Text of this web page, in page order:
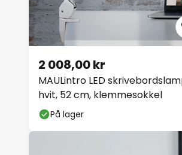
MAULintro LED
hvit, 52 cm, klemmesokkel
2 008,00 kr
På lager